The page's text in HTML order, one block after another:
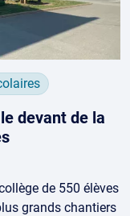
devant de la
de 550 élèves
grands chantiers